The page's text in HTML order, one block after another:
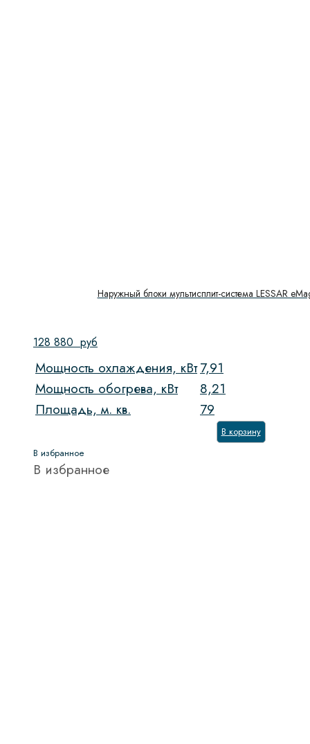
Наружный блоки мультисплит-система LESSAR
128 880 руб
Мощность охлаждения, кВт7,91
Мощность обогрева, кВт
8,21
Площадь, м. кв.
79
В корзину
В избранное
В избранное